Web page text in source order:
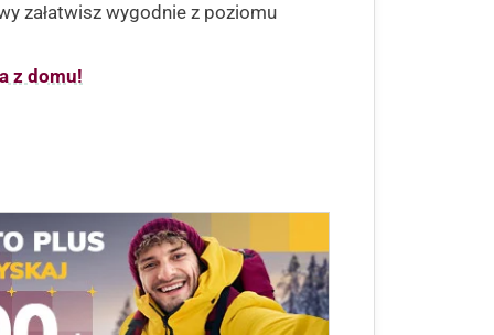
załatwisz wygodnie z poziomu
z domu!